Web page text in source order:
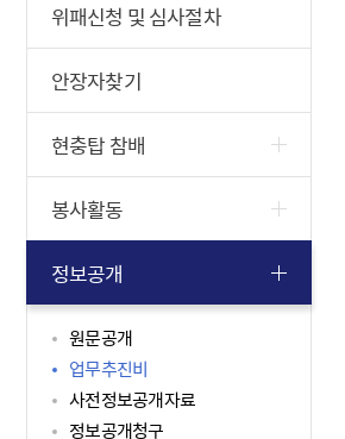
위패신청 및 심사절차
안장자찾기
현충탑 참배
봉사활동
정보공개
원문공개
업무추진비
사전정보공개자료
정보공개청구